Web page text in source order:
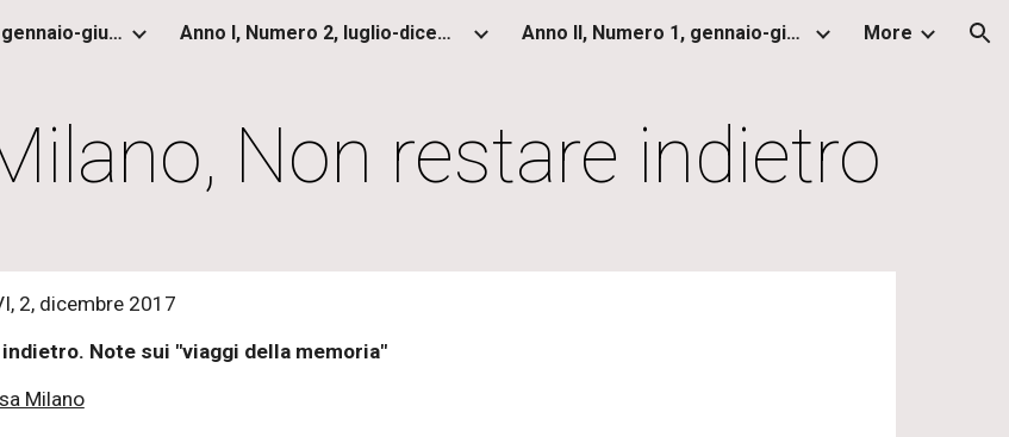
content Skip to navigation
Anno I, Numero 1, gennaio-giugno 2012 Anno I, Numero 2, luglio-dicembre 2012 Anno II, Numero 1, gennaio-giugno 2013 More
Non restare indietro
2, dicembre 2017
Note sui "viaggi della memoria"
Milano